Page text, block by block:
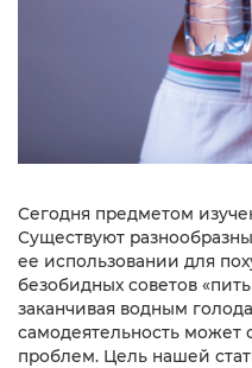
Сегодня предметом
Существуют
ее использовании для
безобидных советов
заканчивая водным
самодеятельность может
проблем. Цель нашей